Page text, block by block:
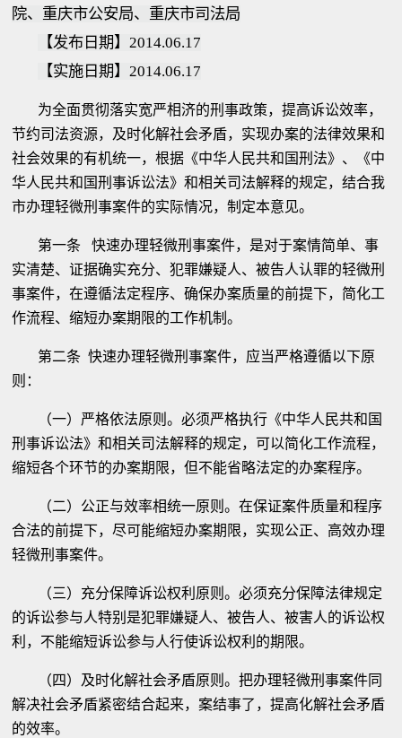
院、重庆市公安局、重庆市司法局
【发布日期】2014.06.17
【实施日期】2014.06.17
为全面贯彻落实宽严相济的刑事政策，提高诉讼效率，
节约司法资源，及时化解社会矛盾，实现办案的法律效果和
社会效果的有机统一，根据《中华人民共和国刑法》、《中
华人民共和国刑事诉讼法》和相关司法解释的规定，结合我
市办理轻微刑事案件的实际情况，制定本意见。
第一条 快速办理轻微刑事案件，是对于案情简单、事
实清楚、证据确实充分、犯罪嫌疑人、被告人认罪的轻微刑
事案件，在遵循法定程序、确保办案质量的前提下，简化工
作流程、缩短办案期限的工作机制。
第二条 快速办理轻微刑事案件，应当严格遵循以下原
则：
（一）严格依法原则。必须严格执行《中华人民共和国
刑事诉讼法》和相关司法解释的规定，可以简化工作流程，
缩短各个环节的办案期限，但不能省略法定的办案程序。
（二）公正与效率相统一原则。在保证案件质量和程序
合法的前提下，尽可能缩短办案期限，实现公正、高效办理
轻微刑事案件。
（三）充分保障诉讼权利原则。必须充分保障法律规定
的诉讼参与人特别是犯罪嫌疑人、被告人、被害人的诉讼权
利，不能缩短诉讼参与人行使诉讼权利的期限。
（四）及时化解社会矛盾原则。把办理轻微刑事案件同
解决社会矛盾紧密结合起来，案结事了，提高化解社会矛盾
的效率。